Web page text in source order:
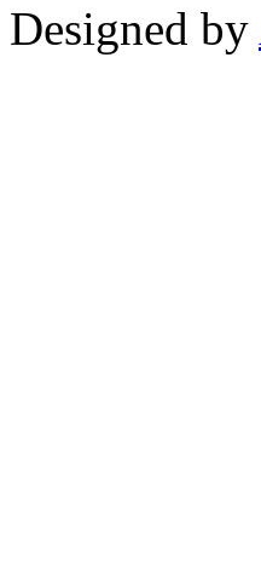
Designed by